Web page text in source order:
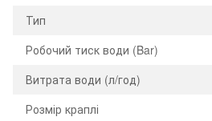
Тип
Робочий тиск води (Bar)
Витрата води (л/год)
Розмір краплі